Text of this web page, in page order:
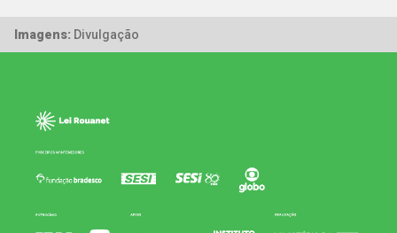
Imagens: Divulgação